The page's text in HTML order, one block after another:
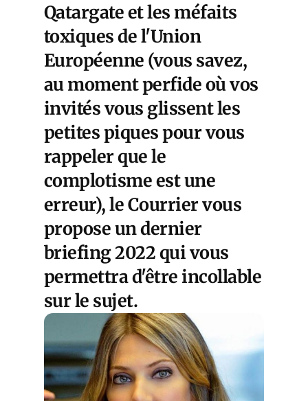
Qatargate et les méfaits
toxiques de l'Union
Européenne (vous savez,
au moment perfide où vos
invités vous glissent les
petites piques pour vous
rappeler que le
complotisme est une
erreur), le Courrier vous
propose un dernier
briefing 2022 qui vous
permettra d'être incollable
sur le sujet.